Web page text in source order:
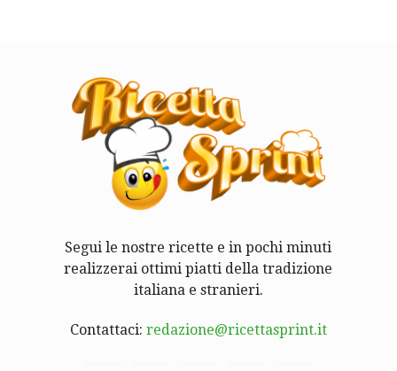
Segui le nostre ricette e in pochi minuti
realizzerai ottimi piatti della tradizione
italiana e stranieri.
Contattaci: redazione@ricettasprint.it